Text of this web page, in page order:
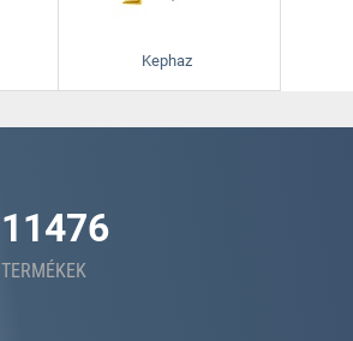
Kephaz
11476
TERMÉKEK